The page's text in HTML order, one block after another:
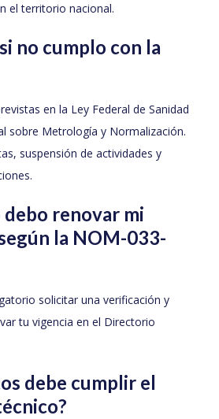
el territorio nacional.
no cumplo con la
en la Ley Federal de Sanidad
sobre Metrología y Normalización.
suspensión de actividades y
debo renovar mi
la NOM-033-
solicitar una verificación y
tu vigencia en el Directorio
debe cumplir el